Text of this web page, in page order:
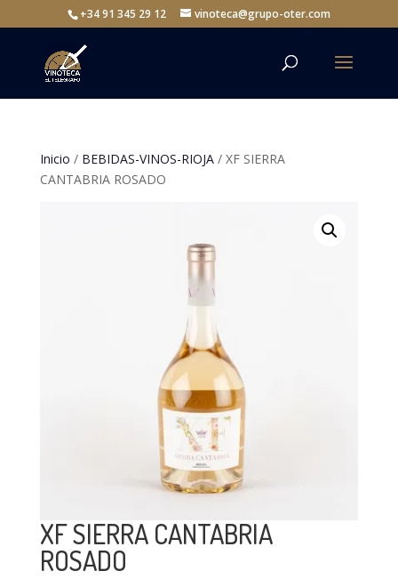
+34 91 345 29 12 vinoteca@grupo-oter.com
Inicio / BEBIDAS-VINOS-RIOJA/ XF SIERRA
CANTABRIA ROSADO
XF SIERRA CANTABRIA
ROSADO